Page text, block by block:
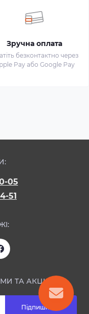
Зручна оплата
безконтактно через
Pay або Google Pay
05
51
ТА АКЦІЯМИ:
Підпишіться